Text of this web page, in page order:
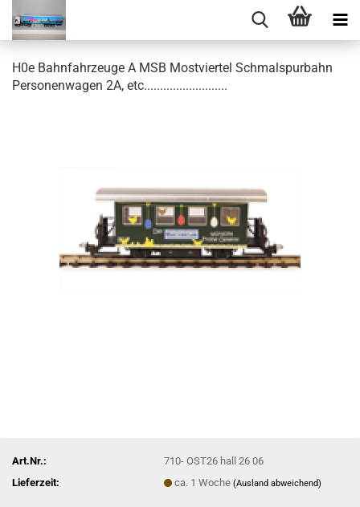
H0e Bahnfahrzeuge A MSB Mostviertel Schmalspurbahn
Personenwagen 2A, etc..........................
Art.Nr.:
710- OST26 hall 26 06
Lieferzeit:
ca. 1 Woche(Ausland abweichend)